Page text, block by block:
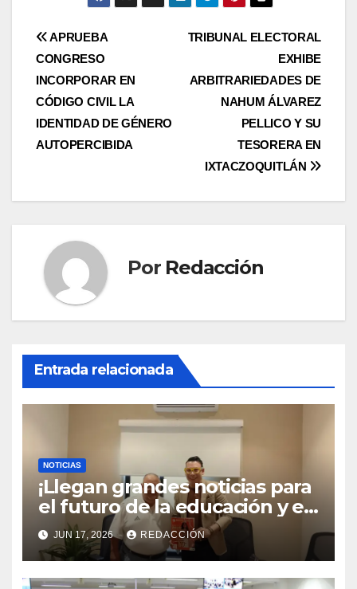
Navegación
de
entradas
TRIBUNAL ELECTORAL
EXHIBE
ARBITRARIEDADES DE
NAHUM ÁLVAREZ
PELLICO Y SU
TESORERA EN
IXTACZOQUITLÁN
APRUEBA
CONGRESO
INCORPORAR EN
CÓDIGO CIVIL LA
IDENTIDAD DE GÉNERO
AUTOPERCIBIDA
Por Redacción
Entrada relacionada
NOTICIAS
¡Llegan grandes noticias para
el futuro de la educación y el
desarrollo digital en Veracruz!
JUN 17, 2026 REDACCIÓN